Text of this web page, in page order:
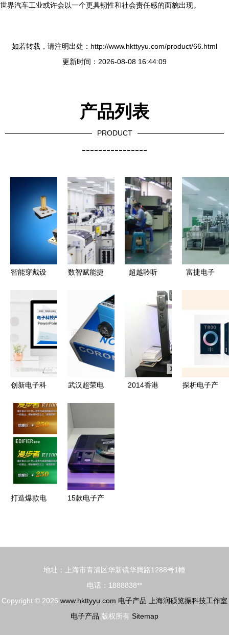
世界汽车工业或许会以一个更具韧性和社会责任感的面貌出现。
如若转载，请注明出处：http://www.hkttyyu.com/product/66.html
更新时间：2026-08-08 16:44:09
产品列表
PRODUCT
----------------
智能穿戴设
从「电子挂
件」到「身
体延伸」
数智赋能捷
电子荣登浙
江省首批先
进级智能工
厂名单，电
子产品线再
升级
超越聆听
响设备的电
子产品核心
富捷电子
产化进程
创新电子科
备展望\n副
标题 驱动
伙伴\n企业/
团队名称 |
日期\n\n
势】\n- UI
配饰科技风
武汉超荣电
感器产品列
表 拓展电
子感知的边
界
2014香港
探析电子产
打造爆款电
千图网编号
15款电子产
地址：上海市青浦区华新镇华腾路1288号1幢
电话：1888838**
Copyright © 2026 www.hkttyyu.com 电子产品
上海润硕览振科技工作室
电子产品 版权所有 Sitemap